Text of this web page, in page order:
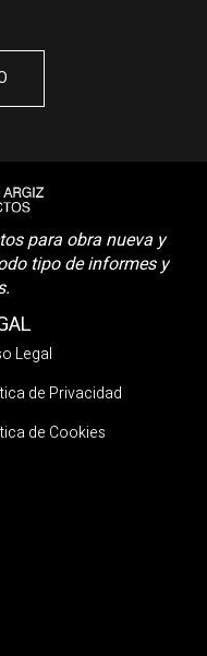
para obra nueva y
tipo de informes y
Legal
de Privacidad
de Cookies